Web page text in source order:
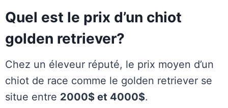
Quel est le prix d’un chiot
golden retriever?
Chez un éleveur réputé, le prix moyen d’un
chiot de race comme le golden retriever se
situe entre 2000$ et 4000$.